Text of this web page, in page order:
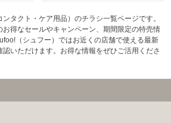
タクト・ケア用品）のチラシ一覧ページです。
お得なセールやキャンペーン、期間限定の特売情
（シュフー）ではお近くの店舗で使える最新
いただけます。お得な情報をぜひご活用くださ